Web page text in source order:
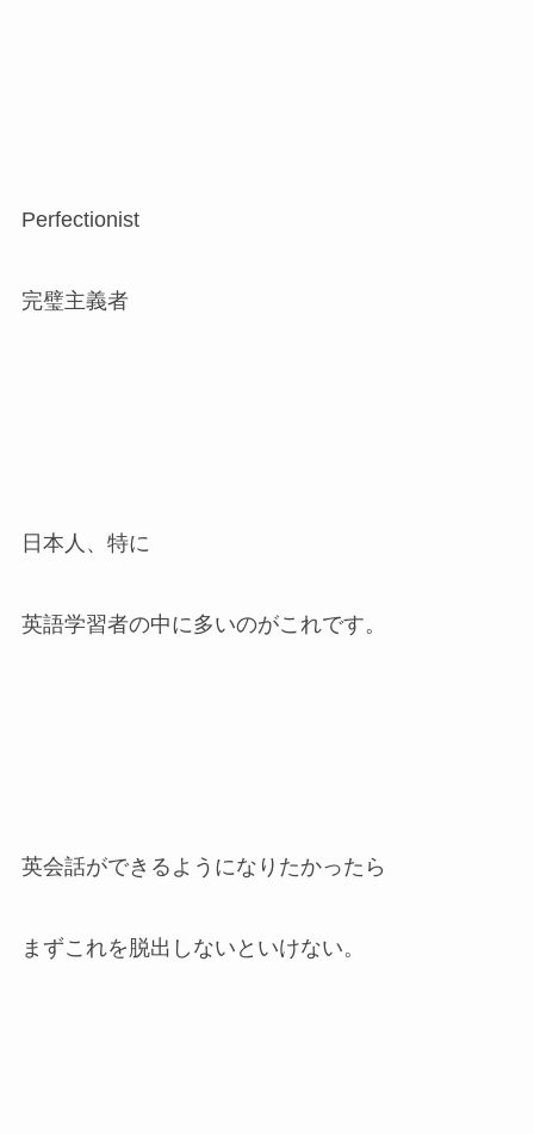
Perfectionist
完璧主義者
日本人、特に
英語学習者の中に多いのがこれです。
英会話ができるようになりたかったら
まずこれを脱出しないといけない。